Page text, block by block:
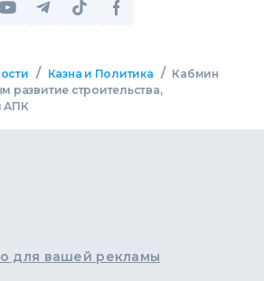
/ Казна и Политика / Кабмин
развитие строительства,
АПК
для вашей рекламы